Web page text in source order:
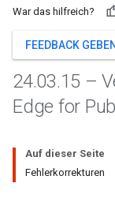
War das hilfreich?
FEEDBACK GEBEN
24.03.15 –
Edge for
Auf dieser Seite
Fehlerkorrekturen